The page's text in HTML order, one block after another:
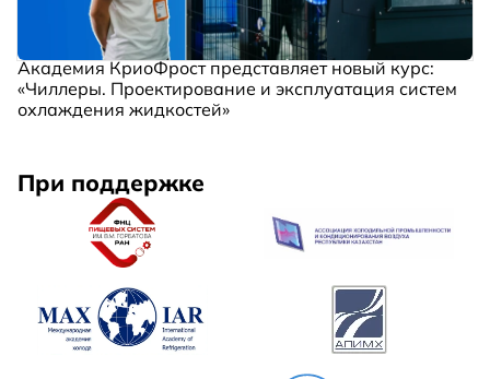
Академия КриоФрост представляет новый курс:
«Чиллеры. Проектирование и эксплуатация систем
охлаждения жидкостей»
При поддержке